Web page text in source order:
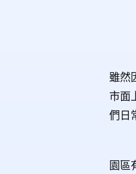
雖然
市面
們日
園區